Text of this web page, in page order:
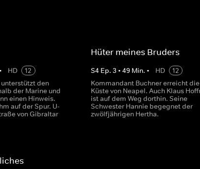
• HD
12
den
der Marine und
einen Hinweis.
auf der Spur. U-
von Gibraltar
Hüter meines Bruders
S4 Ep. 3 • 49Min. • HD
12
Kommandant Buchner erreicht die
Küste von Neapel. Auch Klaus
ist auf dem Weg dorthin. Seine
Schwester Hannie begegnet der
zwölfjährigen Hertha.